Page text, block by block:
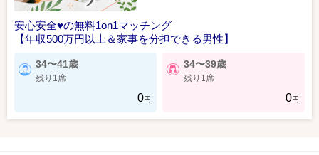
安心安全♥の無料1on1マッチング
【年収500万円以上＆家事を分担できる男性】
34〜41歳
残り1席
0円
34〜39歳
残り1席
0円